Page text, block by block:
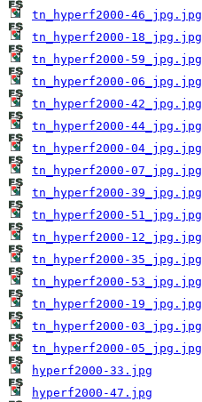
tn_hyperf2000-46_jpg.jpg
tn_hyperf2000-18_jpg.jpg
tn_hyperf2000-59_jpg.jpg
tn_hyperf2000-06_jpg.jpg
tn_hyperf2000-42_jpg.jpg
tn_hyperf2000-44_jpg.jpg
tn_hyperf2000-04_jpg.jpg
tn_hyperf2000-07_jpg.jpg
tn_hyperf2000-39_jpg.jpg
tn_hyperf2000-51_jpg.jpg
tn_hyperf2000-12_jpg.jpg
tn_hyperf2000-35_jpg.jpg
tn_hyperf2000-53_jpg.jpg
tn_hyperf2000-19_jpg.jpg
tn_hyperf2000-03_jpg.jpg
tn_hyperf2000-05_jpg.jpg
hyperf2000-33.jpg
hyperf2000-47.jpg